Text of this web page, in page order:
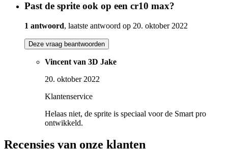
Past de sprite ook op een cr10 max?
1 antwoord, laatste antwoord op 20. oktober 2022
Deze vraag beantwoorden
Vincent van 3D Jake
20. oktober 2022
Klantenservice
Helaas niet, de sprite is speciaal voor de Smart pro
ontwikkeld.
Recensies van onze klanten